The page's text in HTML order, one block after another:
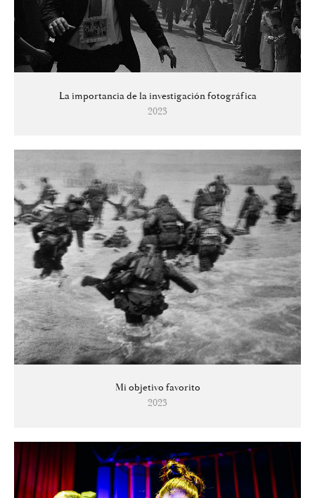
La importancia de la investigación fotográfica
2023
Mi objetivo favorito
2023